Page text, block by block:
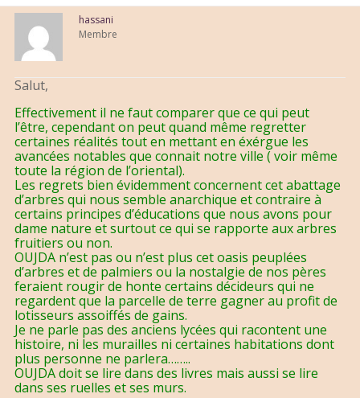
hassani
Membre
Salut,
Effectivement il ne faut comparer que ce qui peut
l’être, cependant on peut quand même regretter
certaines réalités tout en mettant en éxérgue les
avancées notables que connait notre ville ( voir même
toute la région de l’oriental).
Les regrets bien évidemment concernent cet abattage
d’arbres qui nous semble anarchique et contraire à
certains principes d’éducations que nous avons pour
dame nature et surtout ce qui se rapporte aux arbres
fruitiers ou non.
OUJDA n’est pas ou n’est plus cet oasis peuplées
d’arbres et de palmiers ou la nostalgie de nos pères
feraient rougir de honte certains décideurs qui ne
regardent que la parcelle de terre gagner au profit de
lotisseurs assoiffés de gains.
Je ne parle pas des anciens lycées qui racontent une
histoire, ni les murailles ni certaines habitations dont
plus personne ne parlera……..
OUJDA doit se lire dans des livres mais aussi se lire
dans ses ruelles et ses murs.